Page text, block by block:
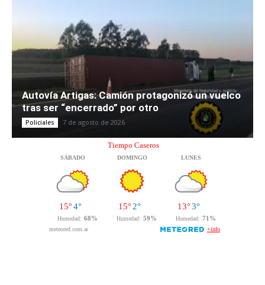
Autovía Artigas: Camión protagonizó un vuelco
tras ser “encerrado” por otro
Policiales 7 de agosto de 2026